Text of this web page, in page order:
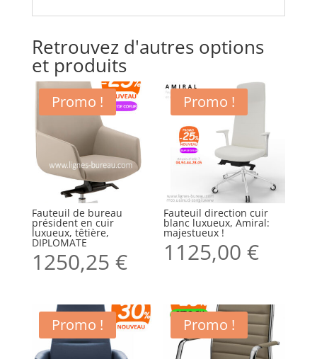
Retrouvez d'autres options
et produits
Promo !
Fauteuil de bureau
président en cuir
luxueux, têtière,
DIPLOMATE
1250,25 €
Promo !
Fauteuil direction cuir
blanc luxueux, Amiral:
majestueux !
1125,00€
Promo ! Promo !